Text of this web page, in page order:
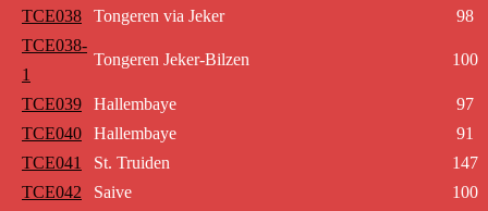
TCE038
Tongeren via Jeker
98
TCE038-
1
Tongeren Jeker-Bilzen 100
TCE039 Hallembaye
97
TCE040
Hallembaye
91
TCE041
St. Truiden
147
TCE042
Saive
100